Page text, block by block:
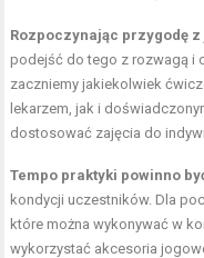
Rozpoczynając przygodę
podejść do tego z rozwagą i
zaczniemy jakiekolwiek
lekarzem, jak i
dostosować zajęcia do
Tempo praktyki powinno
kondycji uczestników. Dla
które można wykonywać w
wykorzystać akcesoria